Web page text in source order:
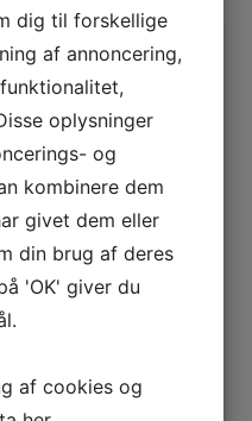
&
dig til forskellige
af annoncering,
oplysninger
og
kombinere dem
givet dem eller
din brug af deres
'OK' giver du
af cookies og